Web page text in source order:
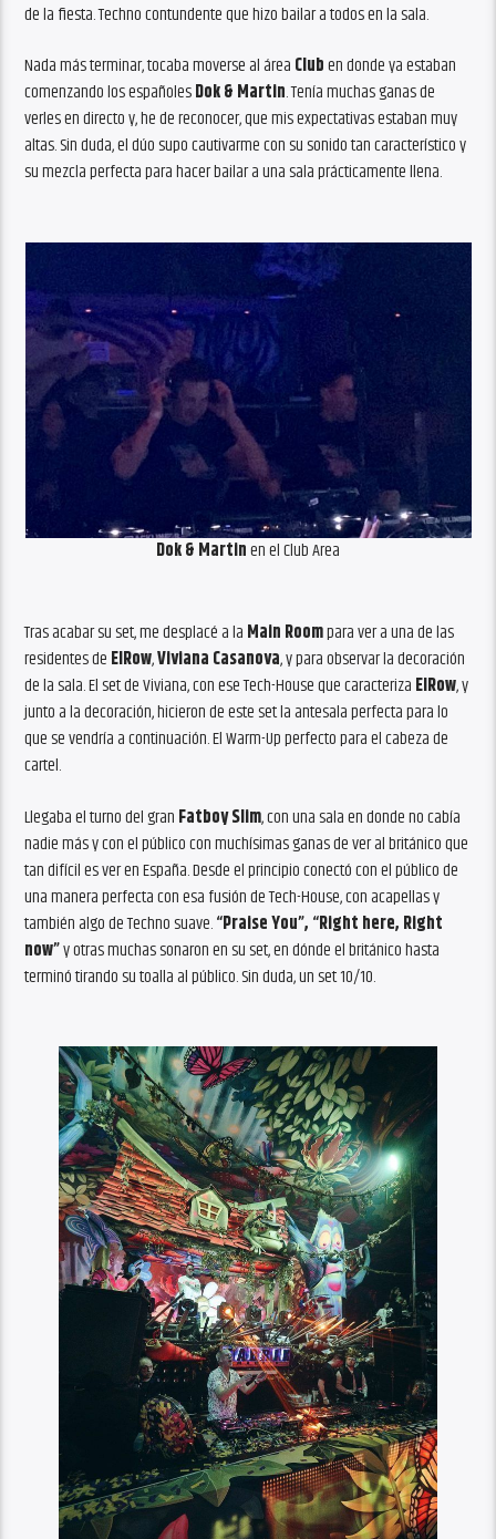
de la fiesta. Techno contundente que hizo bailar a todos en la sala.
Nada más terminar, tocaba moverse al área Cluben donde ya estaban
comenzando los españolesDok & Martin. Tenía muchas ganas de
verles en directo y, he de reconocer, que mis expectativas estaban muy
altas. Sin duda, el dúo supo cautivarme con su sonido tan característico y
su mezcla perfecta para hacer bailar a una sala prácticamente llena.
Dok & Martinen el Club Area
Tras acabar su set, me desplacé a la Main Roompara ver a una de las
residentes de ElRow,Viviana Casanova, y para observar la decoración
de la sala. El set de Viviana, con ese Tech-House que caracteriza ElRow, y
junto a la decoración, hicieron de este set la antesala perfecta para lo
que se vendría a continuación. El Warm-Up perfecto para el cabeza de
cartel.
Llegaba el turno del gran Fatboy Slim, con una sala en donde no cabía
nadie más y con el público con muchísimas ganas de ver al británico que
tan difícil es ver en España. Desde el principio conectó con el público de
una manera perfecta con esa fusión de Tech-House, con acapellas y
también algo de Techno suave.“Praise You”, “Right here, Right
now”y otras muchas sonaron en su set, en dónde el británico hasta
terminó tirando su toalla al público. Sin duda, un set 10/10.